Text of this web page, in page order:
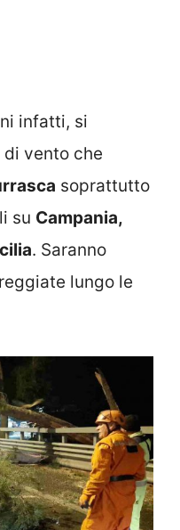
infatti, si
vento che
soprattutto
su Campania,
. Saranno
lungo le